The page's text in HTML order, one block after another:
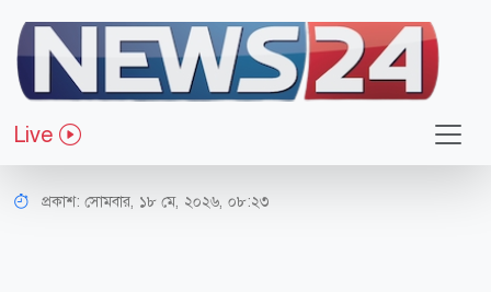
Live
জাতীয়
১১৬ জুয়ার সাইট বন্ধে বিটিআরসিকে
সিআইডির চিঠি
প্রকাশ: সোমবার, ১৮ মে, ২০২৬, ০৮:২৩